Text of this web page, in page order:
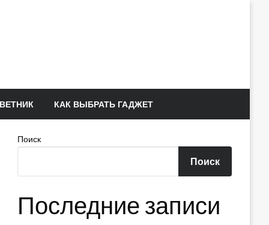
КАК ВЫБРАТЬ ГАДЖЕТ
Поиск
Поиск
Последние записи